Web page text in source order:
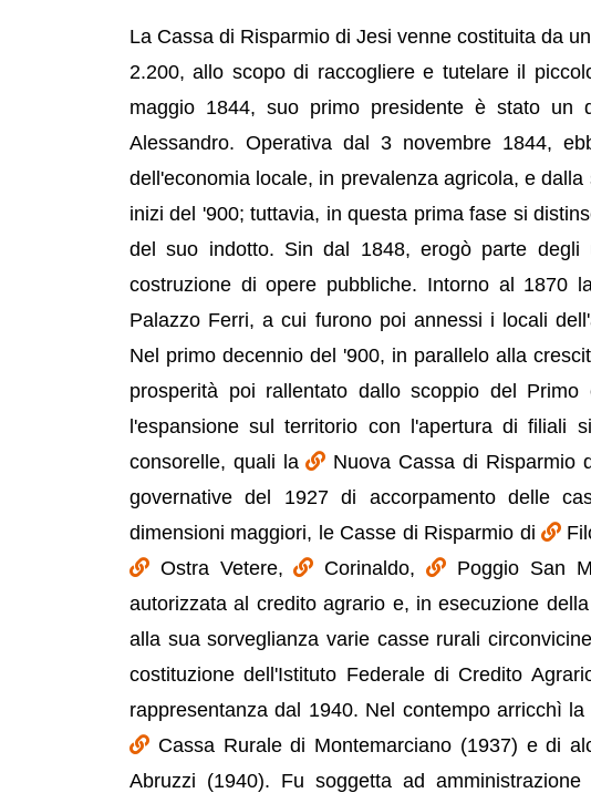
La Cassa di Risparmio di Jesi venne costituita da
2.200, allo scopo di raccogliere e tutelare il
maggio 1844, suo primo presidente è stato un
Alessandro. Operativa dal 3 novembre 1844,
dell'economia locale, in prevalenza agricola, e
inizi del '900; tuttavia, in questa prima fase si
del suo indotto. Sin dal 1848, erogò parte
costruzione di opere pubbliche. Intorno al 1870
Palazzo Ferri, a cui furono poi annessi i locali
Nel primo decennio del '900, in parallelo alla
prosperità poi rallentato dallo scoppio del
l'espansione sul territorio con l'apertura di filiali
consorelle, quali la
Nuova Cassa di Risparmio
governative del 1927 di accorpamento delle
dimensioni maggiori, le Casse di Risparmio di
Ostra Vetere,
Corinaldo, Poggio San
autorizzata al credito agrario e, in esecuzione
alla sua sorveglianza varie casse rurali
costituzione dell'Istituto Federale di Credito
rappresentanza dal 1940. Nel contempo arricchì
Cassa Rurale di Montemarciano (1937) e di
Abruzzi (1940). Fu soggetta ad